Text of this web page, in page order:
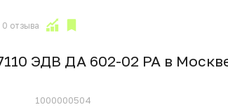
отзыва
ЭДВ ДА 602-02 РА в
1000000504